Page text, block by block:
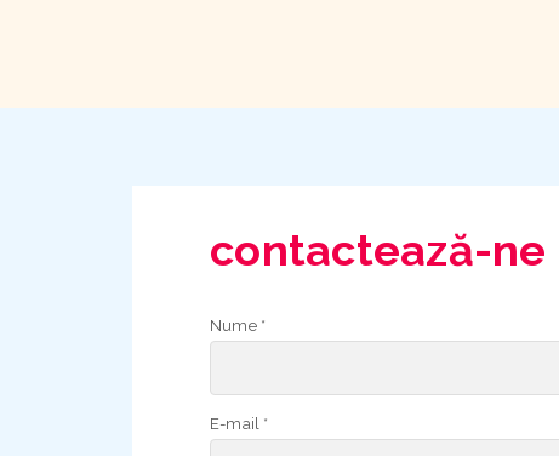
contactează-ne
Nume *
E-mail *